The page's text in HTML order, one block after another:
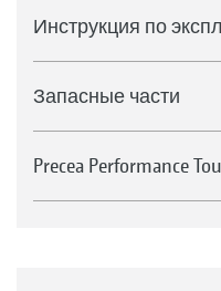
Инструкция по
Запасные части
Precea Performance